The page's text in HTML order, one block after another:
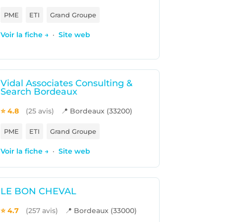
PME ETI Grand Groupe
Voir la fiche → · Site web
Vidal Associates Consulting &
Search Bordeaux
⭐ 4.8 (25 avis) 📍 Bordeaux (33200)
PME ETI Grand Groupe
Voir la fiche → · Site web
LE BON CHEVAL
⭐ 4.7 (257 avis) 📍 Bordeaux (33000)